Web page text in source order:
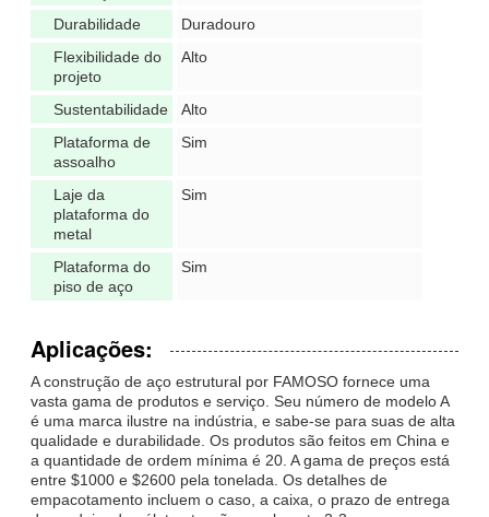
Durabilidade
Duradouro
Flexibilidade do
projeto
Alto
Sustentabilidade
Alto
Plataforma de
assoalho
Sim
Laje da
plataforma do
metal
Sim
Plataforma do
piso de aço
Sim
Aplicações:
A construção de aço estrutural por FAMOSO fornece uma
vasta gama de produtos e serviço. Seu número de modelo A
é uma marca ilustre na indústria, e sabe-se para suas de alta
qualidade e durabilidade. Os produtos são feitos em China e
a quantidade de ordem mínima é 20. A gama de preços está
entre $1000 e $2600 pela tonelada. Os detalhes de
empacotamento incluem o caso, a caixa, o prazo de entrega